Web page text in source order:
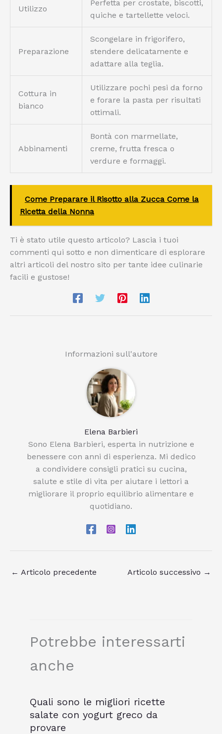
Utilizzo
Perfetta per crostate, biscotti,
quiche e tartellette veloci.
Preparazione
Scongelare in frigorifero,
stendere delicatamente e
adattare alla teglia.
Cottura in
bianco
Utilizzare pochi pesi da forno
e forare la pasta per risultati
ottimali.
Abbinamenti
Bontà con marmellate,
creme, frutta fresca o
verdure e formaggi.
Come Preparare il Risotto alla Zucca Come la
Ricetta della Nonna
Ti è stato utile questo articolo? Lascia i tuoi
commenti qui sotto e non dimenticare di esplorare
altri articoli del nostro sito per tante idee culinarie
facili e gustose!
Informazioni sull'autore
Elena Barbieri
Sono Elena Barbieri, esperta in nutrizione e
benessere con anni di esperienza. Mi dedico
a condividere consigli pratici su cucina,
salute e stile di vita per aiutare i lettori a
migliorare il proprio equilibrio alimentare e
quotidiano.
← Articolo precedente Articolo successivo →
Potrebbe interessarti
anche
Quali sono le migliori ricette
salate con yogurt greco da
provare